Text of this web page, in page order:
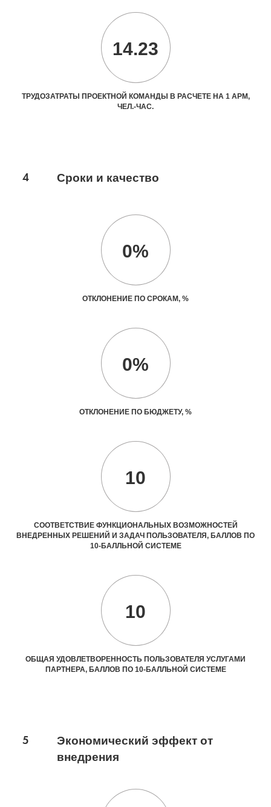
14.23
ТРУДОЗАТРАТЫ ПРОЕКТНОЙ КОМАНДЫ В РАСЧЕТЕ НА 1 АРМ,
ЧЕЛ.-ЧАС.
4 Сроки и качество
0%
ОТКЛОНЕНИЕ ПО СРОКАМ, %
0%
ОТКЛОНЕНИЕ ПО БЮДЖЕТУ, %
10
СООТВЕТСТВИЕ ФУНКЦИОНАЛЬНЫХ ВОЗМОЖНОСТЕЙ
ВНЕДРЕННЫХ РЕШЕНИЙ И ЗАДАЧ ПОЛЬЗОВАТЕЛЯ, БАЛЛОВ ПО
10-БАЛЛЬНОЙ СИСТЕМЕ
10
ОБЩАЯ УДОВЛЕТВОРЕННОСТЬ ПОЛЬЗОВАТЕЛЯ УСЛУГАМИ
ПАРТНЕРА, БАЛЛОВ ПО 10-БАЛЛЬНОЙ СИСТЕМЕ
5
Экономический эффект от
внедрения